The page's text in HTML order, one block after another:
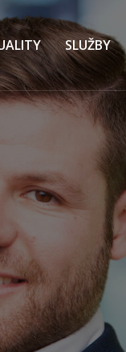
SLUŽBY